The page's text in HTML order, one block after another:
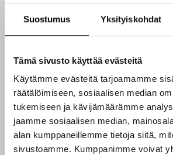
Suostumus Yksityiskohdat
Tämä sivusto käyttää evästeitä
Käytämme evästeitä tarjoamamme
räätälöimiseen, sosiaalisen median
tukemiseen ja kävijämäärämme
jaamme sosiaalisen median,
alan kumppaneillemme tietoja siitä,
sivustoamme. Kumppanimme voivat